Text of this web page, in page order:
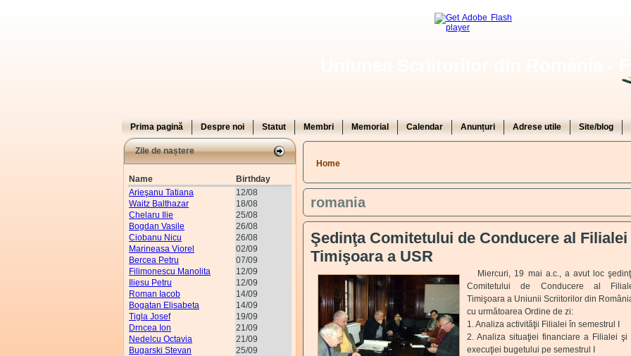
Uniunea Scriitorilor din România -
Prima pagină Despre noi Statut Membri Memorial Calendar Anunțuri Adrese utile Site/blog
Zile de naștere
Name
Birthday
Arieşanu Tatiana
12/08
Waitz Balthazar
18/08
Chelaru Ilie
25/08
Bogdan Vasile
26/08
Ciobanu Nicu
26/08
Marineasa Viorel
02/09
Bercea Petru
07/09
Filimonescu Manolita
12/09
Iliesu Petru
12/09
Roman Iacob
14/09
Bogatan Elisabeta
14/09
Tigla Josef
19/09
Drncea Ion
21/09
Nedelcu Octavia
21/09
Bugarski Stevan
25/09
You are here
Home
romania
Şedinţa Comitetului de Conducere al Filialei
Timişoara a USR
Miercuri, 19 mai a.c., a avut loc
Comitetului de Conducere al
Timişoara a Uniunii Scriitorilor din
cu următoarea Ordine de zi:
1. Analiza activităţii Filialei în semestrul I
2. Analiza situaţiei financiare a Filialei şi
execuţiei bugetului pe semestrul I